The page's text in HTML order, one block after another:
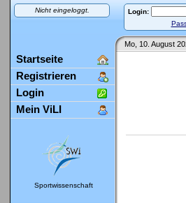
Nicht eingeloggt. Login:
Mo, 10. August
Startseite
Registrieren
Login
Mein ViLI
Sportwissenschaft